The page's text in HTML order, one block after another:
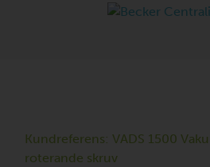
Kundreferens: VADS 1500
roterande skruv